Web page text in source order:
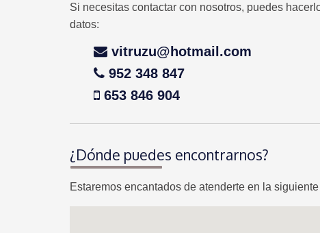
Si necesitas contactar con nosotros, puedes
datos:
vitruzu@hotmail.com
952 348 847
653 846 904
¿Dónde puedes encontrarnos?
Estaremos encantados de atenderte en la